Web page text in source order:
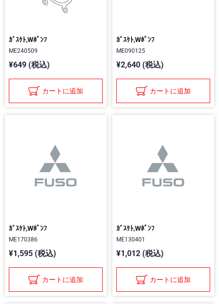
ｶﾞｽｹﾄ,Wﾎﾟﾝﾌ
ME240509
¥649 (税込)
カートに追加
ｶﾞｽｹﾄ,Wﾎﾟﾝﾌ
ME090125
¥2,640 (税込)
カートに追加
ｶﾞｽｹﾄ,Wﾎﾟﾝﾌ
ME170386
¥1,595 (税込)
カートに追加
ｶﾞｽｹﾄ,Wﾎﾟﾝﾌ
ME130401
¥1,012 (税込)
カートに追加